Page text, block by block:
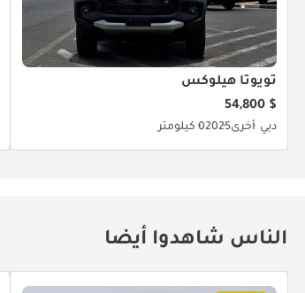
تويوتا هيلوكس
$ 54,800
دبي أخرى20250 كيلومتر
الناس شاهدوا أيضا